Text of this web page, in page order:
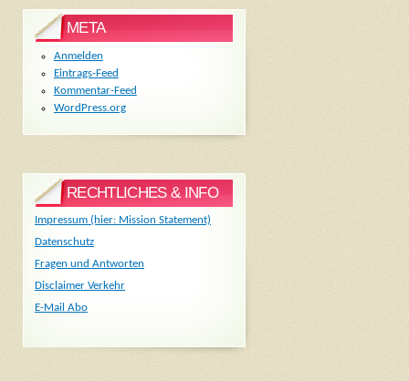
META
Anmelden
Eintrags-Feed
Kommentar-Feed
WordPress.org
RECHTLICHES & INFO
Impressum (hier: Mission Statement)
Datenschutz
Fragen und Antworten
Disclaimer Verkehr
E-Mail Abo